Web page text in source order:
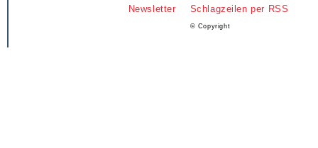
Newsletter Schlagzeilen per RSS
© Copyright